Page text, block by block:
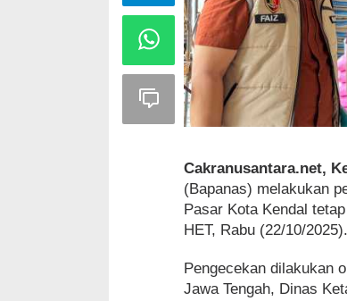
Cakranusantara.net,
(Bapanas) melakukan
Pasar Kota Kendal
HET, Rabu (22/10/2025).
Pengecekan dilakukan
Jawa Tengah, Dinas